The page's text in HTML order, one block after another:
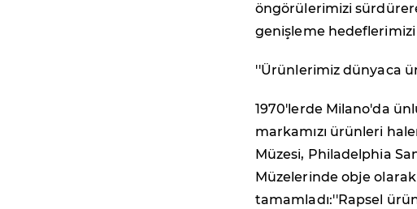
öngörülerimizi
genişleme
''Ürünlerimiz dünyaca
1970'lerde Milano'da
markamızı ürünleri
Müzesi, Philadelphia
Müzelerinde obje
tamamladı:''Rapsel